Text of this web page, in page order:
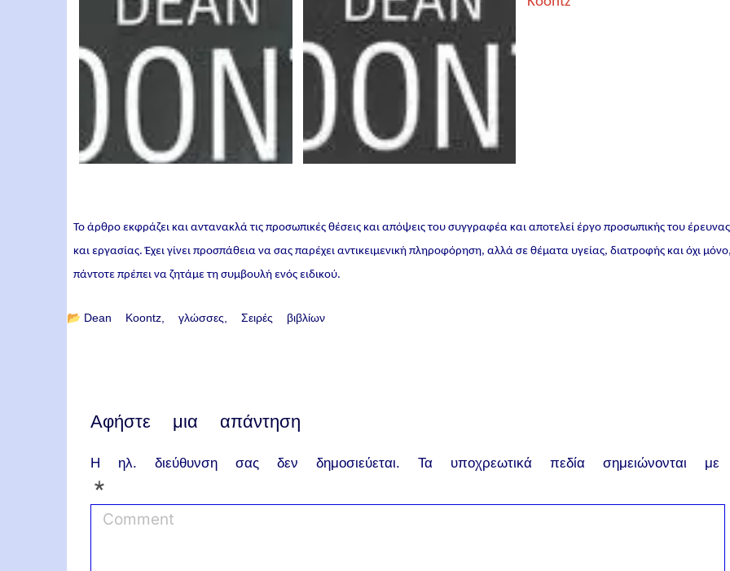
Το άρθρο εκφράζει και αντανακλά τις προσωπικές θέσεις και απόψεις του συγγραφέα και αποτελεί έργο προσωπικής του έρευνας
και εργασίας. Έχει γίνει προσπάθεια να σας παρέχει αντικειμενική πληροφόρηση, αλλά σε θέματα υγείας, διατροφής και όχι
πάντοτε πρέπει να ζητάμε τη συμβουλή ενός ειδικού.
📂 Dean Koontz γλώσσες Σειρές βιβλίων
Αφήστε μια απάντηση
Η ηλ. διεύθυνση σας δεν δημοσιεύεται.
Τα υποχρεωτικά πεδία σημειώνονται με
*